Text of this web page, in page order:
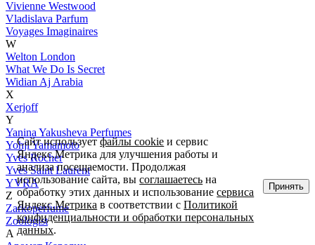
Vivienne Westwood
Vladislava Parfum
Voyages Imaginaires
W
Welton London
What We Do Is Secret
Widian Aj Arabia
X
Xerjoff
Y
Yanina Yakusheva Perfumes
Yohji Yamamoto
Yves Rocher
Yves Saint Laurent
YVRA
Z
Zarkoperfume
Zoologist
А
Сайт используетфайлы cookie и сервис
Яндекс.Метрика для улучшения работы и
анализа посещаемости. Продолжая
использование сайта, высоглашаетесь на
обработку этих данных и использованиесервиса
Яндекс.Метрика в соответствии сПолитикой
конфиденциальности и обработки персональных
данных.
Принять